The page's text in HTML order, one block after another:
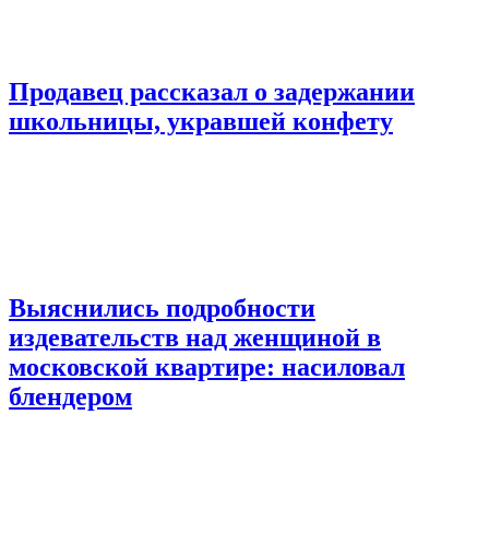
Продавец рассказал о задержании
школьницы, укравшей конфету
Выяснились подробности
издевательств над женщиной в
московской квартире: насиловал
блендером